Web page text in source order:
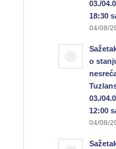
03./
18:30
04/08/
o
03./
12:00
04/08/